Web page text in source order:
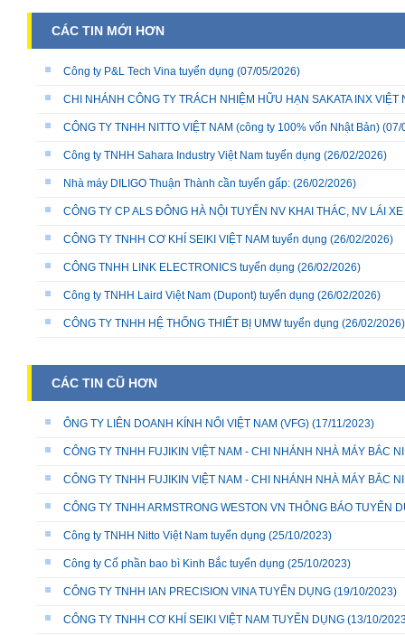
CÁC TIN MỚI HƠN
Công ty P&L Tech Vina tuyển dụng (07/05/2026)
CHI NHÁNH CÔNG TY TRÁCH NHIỆM HỮU HẠN SAKATA INX
CÔNG TY TNHH NITTO VIỆT NAM (công ty 100% vốn Nhật Bản) (07/
Công ty TNHH Sahara Industry Việt Nam tuyển dụng (26/02/2026)
Nhà máy DILIGO Thuận Thành cần tuyển gấp: (26/02/2026)
CÔNG TY CP ALS ĐÔNG HÀ NỘI TUYỂN NV KHAI THÁC, NV LÁI
CÔNG TY TNHH CƠ KHÍ SEIKI VIỆT NAM tuyển dụng (26/02/2026)
CÔNG TNHH LINK ELECTRONICS tuyển dụng (26/02/2026)
Công ty TNHH Laird Việt Nam (Dupont) tuyển dụng (26/02/2026)
CÔNG TY TNHH HỆ THỐNG THIẾT BỊ UMW tuyển dụng (26/02/2026)
CÁC TIN CŨ HƠN
ÔNG TY LIÊN DOANH KÍNH NỔI VIỆT NAM (VFG) (17/11/2023)
CÔNG TY TNHH FUJIKIN VIỆT NAM - CHI NHÁNH NHÀ MÁY BẮC
CÔNG TY TNHH FUJIKIN VIỆT NAM - CHI NHÁNH NHÀ MÁY BẮC
CÔNG TY TNHH ARMSTRONG WESTON VN THÔNG BÁO TUYỂN
Công ty TNHH Nitto Việt Nam tuyển dụng (25/10/2023)
Công ty Cổ phần bao bì Kinh Bắc tuyển dụng (25/10/2023)
CÔNG TY TNHH IAN PRECISION VINA TUYỂN DỤNG (19/10/2023)
CÔNG TY TNHH CƠ KHÍ SEIKI VIỆT NAM TUYỂN DỤNG (13/10/